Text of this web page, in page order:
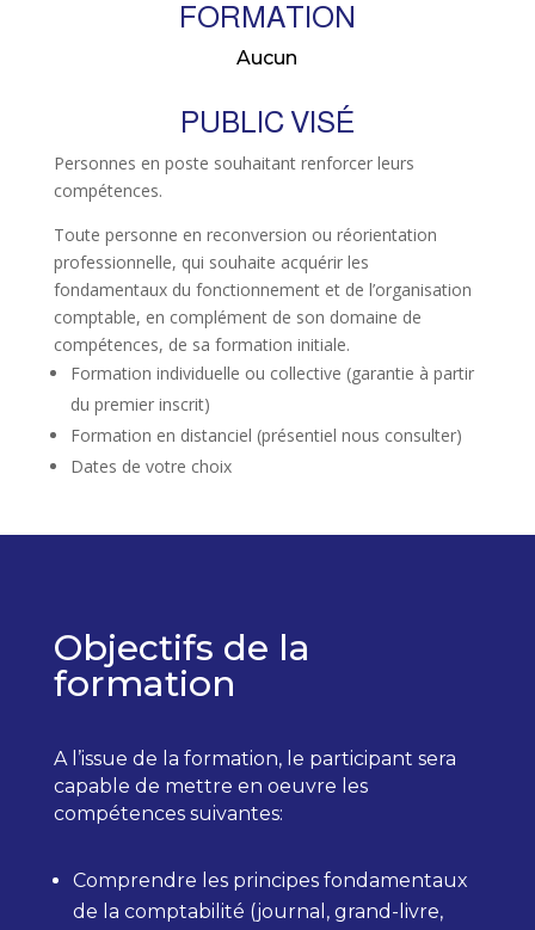
FORMATION
Aucun
PUBLIC VISÉ
Personnes en poste souhaitant renforcer leurs
compétences.
Toute personne en reconversion ou réorientation
professionnelle, qui souhaite acquérir les
fondamentaux du fonctionnement et de l’organisation
comptable, en complément de son domaine de
compétences, de sa formation initiale.
Formation individuelle ou collective (garantie à partir
du premier inscrit)
Formation en distanciel (présentiel nous consulter)
Dates de votre choix
Objectifs de la
formation
A l’issue de la formation, le participant sera
capable de mettre en oeuvre les
compétences suivantes:
Comprendre les principes fondamentaux
de la comptabilité (journal, grand-livre,